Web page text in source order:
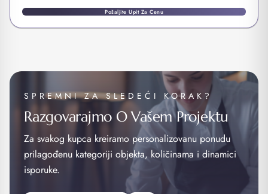
Pošaljite Upit Za Cenu
SPREMNI ZA SLEDEĆI KORAK?
Razgovarajmo O Vašem Projektu
Za svakog kupca kreiramo personalizovanu ponudu
prilagođenu kategoriji objekta, količinama i dinamici
isporuke.